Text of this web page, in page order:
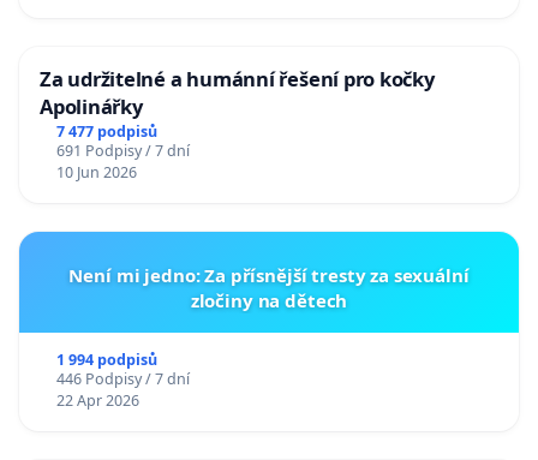
Za udržitelné a humánní řešení pro kočky
Apolinářky
7 477 podpisů
691 Podpisy / 7 dní
10 Jun 2026
Není mi jedno: Za přísnější tresty za sexuální
zločiny na dětech
1 994 podpisů
446 Podpisy / 7 dní
22 Apr 2026